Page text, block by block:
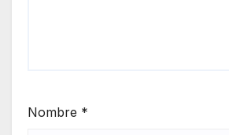
Nombre *